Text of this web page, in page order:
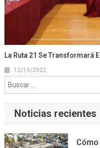
La Ruta 21 Se Transformará
12/10/2022
Noticias recientes